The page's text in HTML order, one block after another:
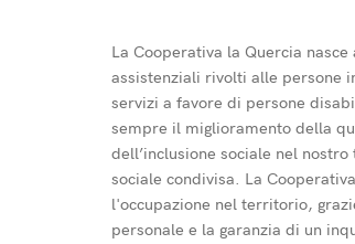
La Cooperativa la Quercia
assistenziali rivolti alle persone
servizi a favore di persone
sempre il miglioramento della
dell’inclusione sociale nel
sociale condivisa. La
l'occupazione nel territorio,
personale e la garanzia di un